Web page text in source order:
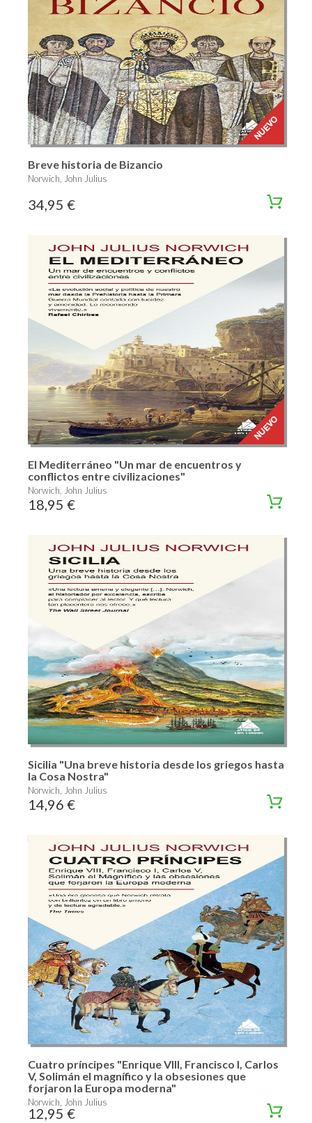
Breve historia de Bizancio
Norwich, John Julius
34,95 €
El Mediterráneo "Un mar de encuentros y
conflictos entre civilizaciones"
Norwich, John Julius
18,95 €
Sicilia "Una breve historia desde los griegos hasta
la Cosa Nostra"
Norwich, John Julius
14,96 €
Cuatro príncipes "Enrique VIII, Francisco I, Carlos
V, Solimán el magnífico y la obsesiones que
forjaron la Europa moderna"
Norwich, John Julius
12,95 €